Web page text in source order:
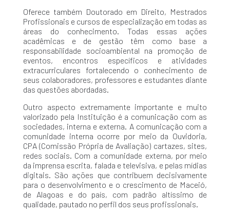
Oferece também Doutorado em Direito, Mestrados
Profissionais e cursos de especialização em todas as
áreas do conhecimento. Todas essas ações
acadêmicas e de gestão têm como base a
responsabilidade socioambiental na promoção de
eventos, encontros específicos e atividades
extracurriculares fortalecendo o conhecimento de
seus colaboradores, professores e estudantes diante
das questões abordadas.
Outro aspecto extremamente importante e muito
valorizado pela Instituição é a comunicação com as
sociedades, interna e externa. A comunicação com a
comunidade interna ocorre por meio da Ouvidoria,
CPA (Comissão Própria de Avaliação) cartazes, sites,
redes sociais. Com a comunidade externa, por meio
da imprensa escrita, falada e televisiva, e pelas mídias
digitais. São ações que contribuem decisivamente
para o desenvolvimento e o crescimento de Maceió,
de Alagoas e do país, com padrão altíssimo de
qualidade, pautado no perfil dos seus profissionais.